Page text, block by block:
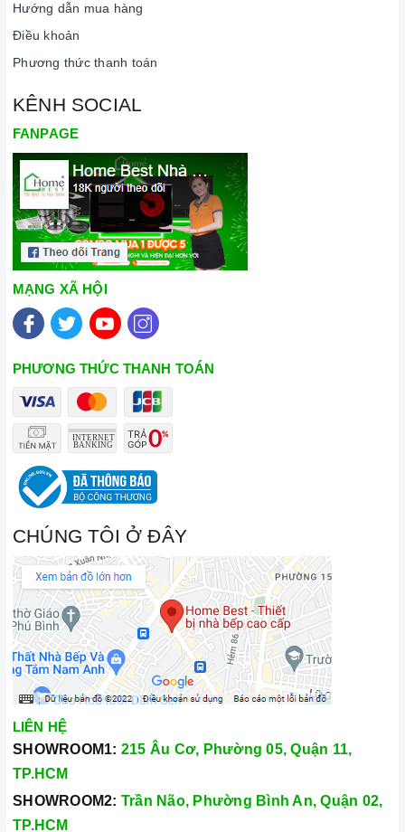
Hướng dẫn mua hàng
Điều khoản
Phương thức thanh toán
KÊNH SOCIAL
FANPAGE
MẠNG XÃ HỘI
PHƯƠNG THỨC THANH TOÁN
CHÚNG TÔI Ở ĐÂY
LIÊN HỆ
SHOWROOM1: 215 Âu Cơ, Phường 05, Quận 11,
TP.HCM
SHOWROOM2: Trần Não, Phường Bình An, Quận 02,
TP.HCM